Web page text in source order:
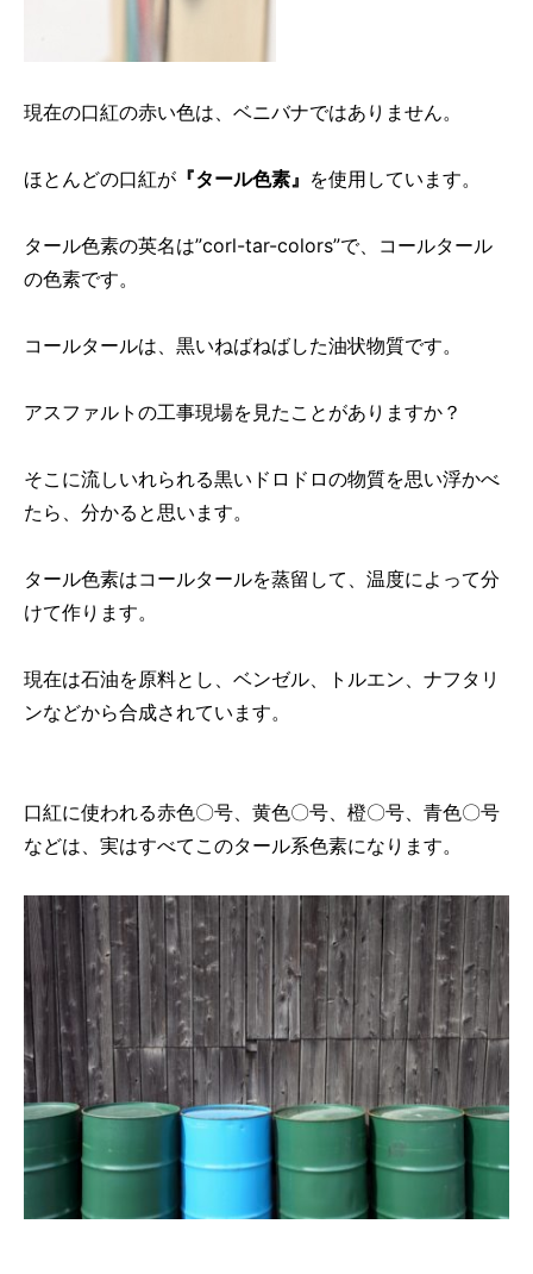
現在の口紅の赤い色は、ベニバナではありません。
ほとんどの口紅が 『タール色素』 を使用しています。
タール色素の英名は”corl-tar-colors”で、コールタール
の色素です。
コールタールは、黒いねばねばした油状物質です。
アスファルトの工事現場を見たことがありますか？
そこに流しいれられる黒いドロドロの物質を思い浮かべ
たら、分かると思います。
タール色素はコールタールを蒸留して、温度によって分
けて作ります。
現在は石油を原料とし、ベンゼル、トルエン、ナフタリ
ンなどから合成されています。
口紅に使われる赤色〇号、黄色〇号、橙〇号、青色〇号
などは、実はすべてこのタール系色素になります。